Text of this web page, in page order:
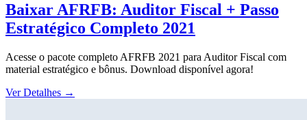
Baixar AFRFB: Auditor Fiscal + Passo
Estratégico Completo 2021
Acesse o pacote completo AFRFB 2021 para Auditor Fiscal com
material estratégico e bônus. Download disponível agora!
Ver Detalhes →